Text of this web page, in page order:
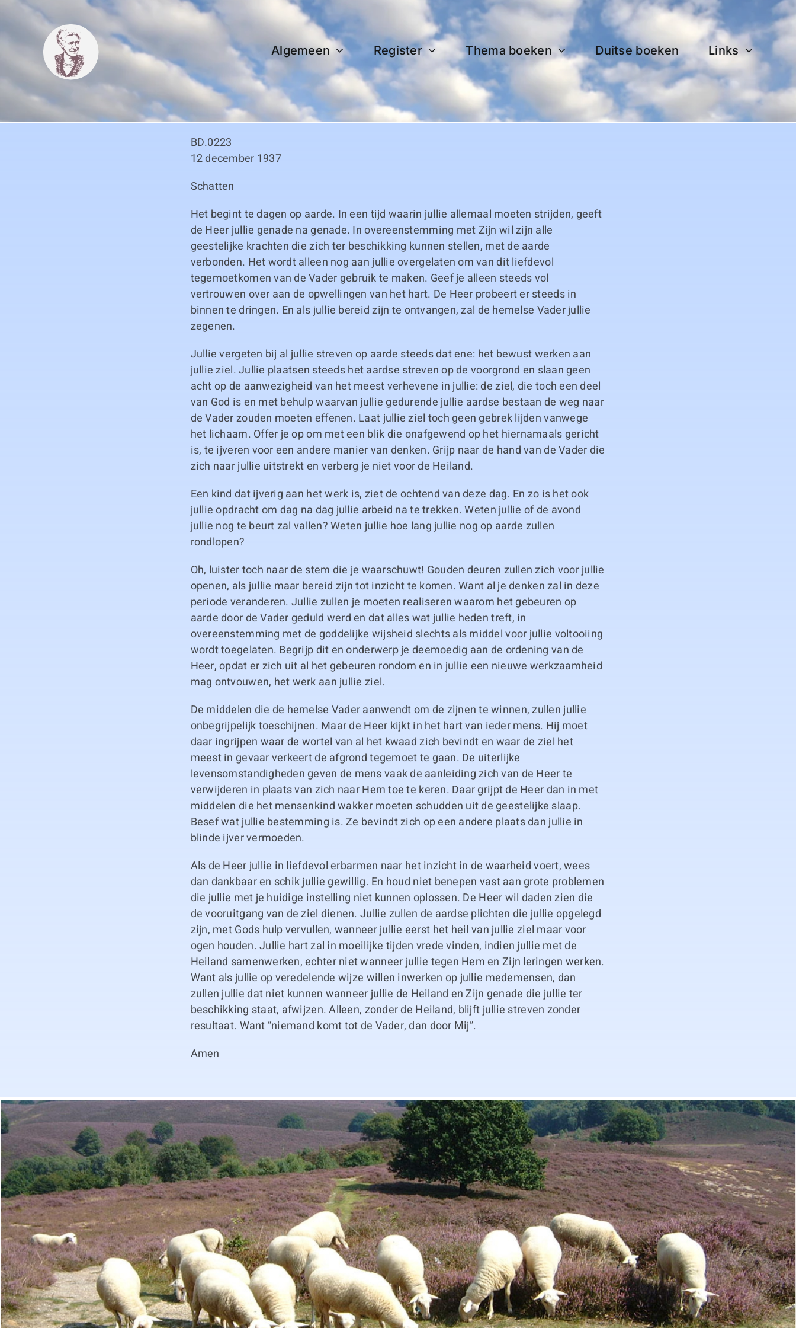
content
Algemeen Register Thema boeken Duitse boeken Links
BD.0223
12 december 1937
Schatten
Het begint te dagen op aarde. In een tijd waarin jullie allemaal moeten strijden, geeft
de Heer jullie genade na genade. In overeenstemming met Zijn wil zijn alle
geestelijke krachten die zich ter beschikking kunnen stellen, met de aarde
verbonden. Het wordt alleen nog aan jullie overgelaten om van dit liefdevol
tegemoetkomen van de Vader gebruik te maken. Geef je alleen steeds vol
vertrouwen over aan de opwellingen van het hart. De Heer probeert er steeds in
binnen te dringen. En als jullie bereid zijn te ontvangen, zal de hemelse Vader jullie
zegenen.
Jullie vergeten bij al jullie streven op aarde steeds dat ene: het bewust werken aan
jullie ziel. Jullie plaatsen steeds het aardse streven op de voorgrond en slaan geen
acht op de aanwezigheid van het meest verhevene in jullie: de ziel, die toch een deel
van God is en met behulp waarvan jullie gedurende jullie aardse bestaan de weg naar
de Vader zouden moeten effenen. Laat jullie ziel toch geen gebrek lijden vanwege
het lichaam. Offer je op om met een blik die onafgewend op het hiernamaals gericht
is, te ijveren voor een andere manier van denken. Grijp naar de hand van de Vader die
zich naar jullie uitstrekt en verberg je niet voor de Heiland.
Een kind dat ijverig aan het werk is, ziet de ochtend van deze dag. En zo is het ook
jullie opdracht om dag na dag jullie arbeid na te trekken. Weten jullie of de avond
jullie nog te beurt zal vallen? Weten jullie hoe lang jullie nog op aarde zullen
rondlopen?
Oh, luister toch naar de stem die je waarschuwt! Gouden deuren zullen zich voor jullie
openen, als jullie maar bereid zijn tot inzicht te komen. Want al je denken zal in deze
periode veranderen. Jullie zullen je moeten realiseren waarom het gebeuren op
aarde door de Vader geduld werd en dat alles wat jullie heden treft, in
overeenstemming met de goddelijke wijsheid slechts als middel voor jullie voltooiing
wordt toegelaten. Begrijp dit en onderwerp je deemoedig aan de ordening van de
Heer, opdat er zich uit al het gebeuren rondom en in jullie een nieuwe werkzaamheid
mag ontvouwen, het werk aan jullie ziel.
De middelen die de hemelse Vader aanwendt om de zijnen te winnen, zullen jullie
onbegrijpelijk toeschijnen. Maar de Heer kijkt in het hart van ieder mens. Hij moet
daar ingrijpen waar de wortel van al het kwaad zich bevindt en waar de ziel het
meest in gevaar verkeert de afgrond tegemoet te gaan. De uiterlijke
levensomstandigheden geven de mens vaak de aanleiding zich van de Heer te
verwijderen in plaats van zich naar Hem toe te keren. Daar grijpt de Heer dan in met
middelen die het mensenkind wakker moeten schudden uit de geestelijke slaap.
Besef wat jullie bestemming is. Ze bevindt zich op een andere plaats dan jullie in
blinde ijver vermoeden.
Als de Heer jullie in liefdevol erbarmen naar het inzicht in de waarheid voert, wees
dan dankbaar en schik jullie gewillig. En houd niet benepen vast aan grote problemen
die jullie met je huidige instelling niet kunnen oplossen. De Heer wil daden zien die
de vooruitgang van de ziel dienen. Jullie zullen de aardse plichten die jullie opgelegd
zijn, met Gods hulp vervullen, wanneer jullie eerst het heil van jullie ziel maar voor
ogen houden. Jullie hart zal in moeilijke tijden vrede vinden, indien jullie met de
Heiland samenwerken, echter niet wanneer jullie tegen Hem en Zijn leringen werken.
Want als jullie op veredelende wijze willen inwerken op jullie medemensen, dan
zullen jullie dat niet kunnen wanneer jullie de Heiland en Zijn genade die jullie ter
beschikking staat, afwijzen. Alleen, zonder de Heiland, blijft jullie streven zonder
resultaat. Want “niemand komt tot de Vader, dan door Mij”.
Amen